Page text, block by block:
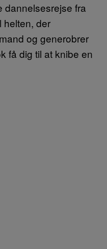
fra
helten, der
og generobrer
få dig til at knibe en